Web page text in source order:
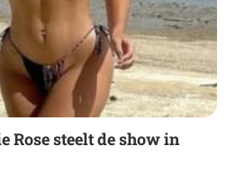
Rose steelt de show in